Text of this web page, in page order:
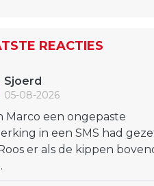
REACTIES
Sjoerd
05-08-2026
Marco een ongepaste
in een SMS had
er als de kippen